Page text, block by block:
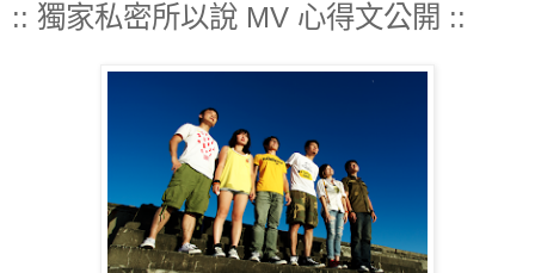
:: 獨家私密所以說 MV 心得文公開 ::